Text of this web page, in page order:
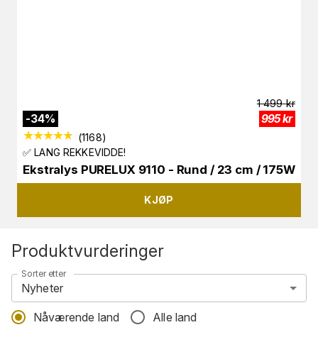
-34%
1 499 kr
995kr
(1168)
✅ LANG REKKEVIDDE!
Ekstralys PURELUX 9110 - Rund / 23 cm / 175W
KJØP
Produktvurderinger
Sorter etter
Nyheter
Nåværende land Alle land